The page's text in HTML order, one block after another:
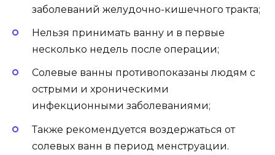
заболеваний желудочно-кишечного тракта;
Нельзя принимать ванну и в первые
несколько недель после операции;
Солевые ванны противопоказаны людям с
острыми и хроническими
инфекционными заболеваниями;
Также рекомендуется воздержаться от
солевых ванн в период менструации.